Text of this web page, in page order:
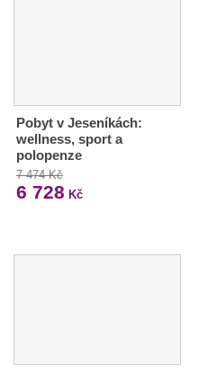
Pobyt v Jeseníkách:
wellness, sport a
polopenze
7 474 Kč
6 728 Kč